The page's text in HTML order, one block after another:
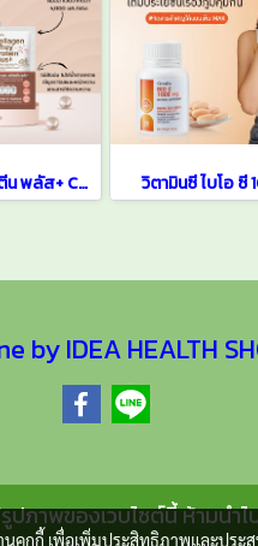
คอลลาเจน เวย์โปรตีน พลัส+ Collagen Whey Protein Plus+ วิตามินซี ไบโอ ซี
by IDEA HEALTH
ปภาพของเวบไซต์นี้ ห้ามนำไ
นคุกกี้ เพื่อเพิ่มประสิทธิภาพและประ